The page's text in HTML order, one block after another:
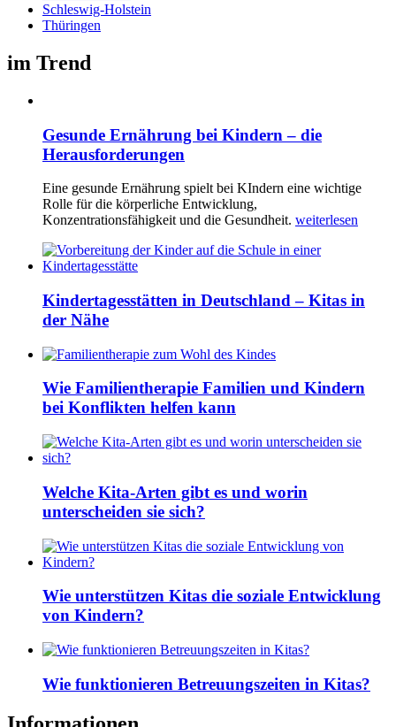
Schleswig-Holstein
Thüringen
im Trend
Gesunde Ernährung bei Kindern – die
Herausforderungen
Eine gesunde Ernährung spielt bei KIndern eine wichtige
Rolle für die körperliche Entwicklung,
Konzentrationsfähigkeit und die Gesundheit. weiterlesen
Kindertagesstätten in Deutschland – Kitas in
der Nähe
Wie Familientherapie Familien und Kindern
bei Konflikten helfen kann
Welche Kita-Arten gibt es und worin
unterscheiden sie sich?
Wie unterstützen Kitas die soziale Entwicklung
von Kindern?
Wie funktionieren Betreuungszeiten in Kitas?